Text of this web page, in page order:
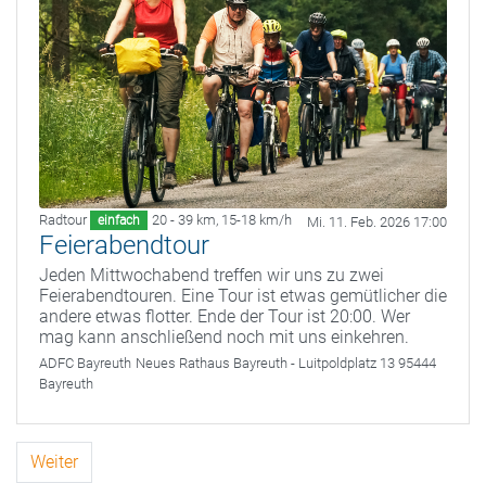
Radtour einfach 20 - 39 km, 15-18 km/h Mi. 11. Feb. 2026 17:00
Feierabendtour
Jeden Mittwochabend treffen wir uns zu zwei
Feierabendtouren. Eine Tour ist etwas gemütlicher die
andere etwas flotter. Ende der Tour ist 20:00. Wer
mag kann anschließend noch mit uns einkehren.
ADFC Bayreuth Neues Rathaus Bayreuth - Luitpoldplatz 13 95444
Bayreuth
Weiter